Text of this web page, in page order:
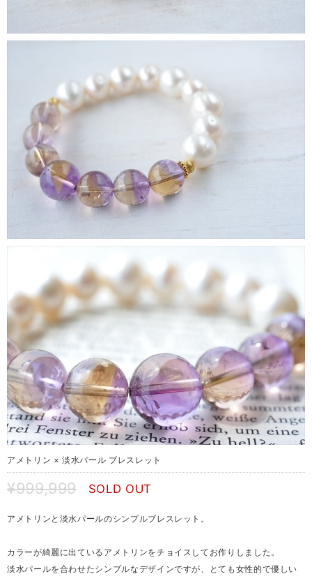
アメトリン × 淡水パール ブレスレット
¥999,999 SOLD OUT
アメトリンと淡水パールのシンプルブレスレット。
カラーが綺麗に出ているアメトリンをチョイスしてお作りしました。
淡水パールを合わせたシンプルなデザインですが、とても女性的で優しい